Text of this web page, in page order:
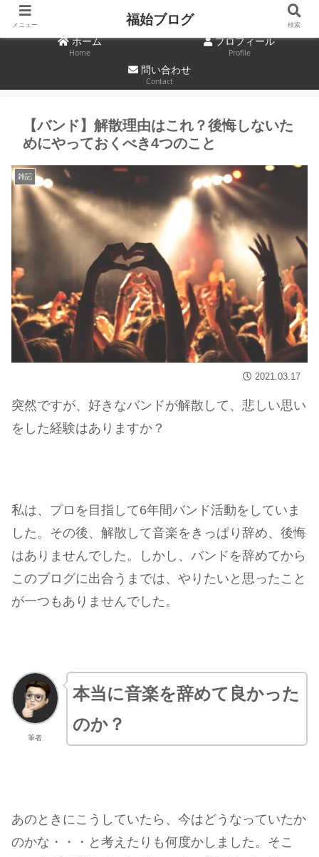
ホーム
Home
プロフィール
Profile
問い合わせ
Contact
【バンド】解散理由はこれ？後悔しないた
めにやっておくべき4つのこと
雑記
2021.03.17
突然ですが、好きなバンドが解散して、悲しい思い
をした経験はありますか？
私は、プロを目指して6年間バンド活動をしていま
した。その後、解散して音楽をきっぱり辞め、後悔
はありませんでした。しかし、バンドを辞めてから
このブログに出合うまでは、やりたいと思ったこと
が一つもありませんでした。
筆者
本当に音楽を辞めて良かった
のか？
あのときにこうしていたら、今はどうなっていたか
のかな・・・と考えたりも何度かしました。そこ
メニュー 福始ブログ 検索